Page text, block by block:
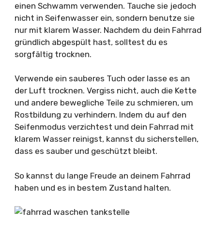
einen Schwamm verwenden. Tauche sie jedoch
nicht in Seifenwasser ein, sondern benutze sie
nur mit klarem Wasser. Nachdem du dein Fahrrad
gründlich abgespült hast, solltest du es
sorgfältig trocknen.
Verwende ein sauberes Tuch oder lasse es an
der Luft trocknen. Vergiss nicht, auch die Kette
und andere bewegliche Teile zu schmieren, um
Rostbildung zu verhindern. Indem du auf den
Seifenmodus verzichtest und dein Fahrrad mit
klarem Wasser reinigst, kannst du sicherstellen,
dass es sauber und geschützt bleibt.
So kannst du lange Freude an deinem Fahrrad
haben und es in bestem Zustand halten.